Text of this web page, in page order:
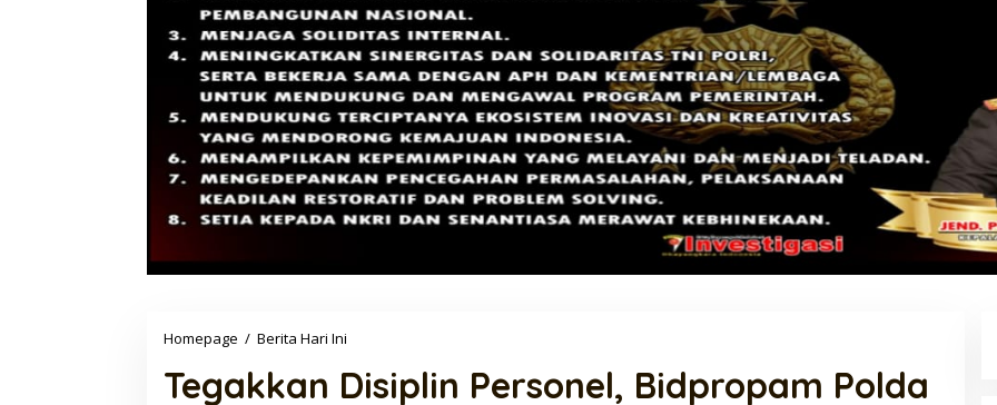
Homepage / Berita Hari Ini
Personel,
Bidpropam
Tegakkan Disiplin Personel, Bidpropam Polda